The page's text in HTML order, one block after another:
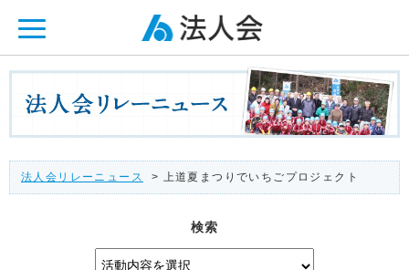
法人会リレーニュース > 上道夏まつりでいちごプロジェクト
検索